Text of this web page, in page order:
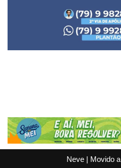
Neve| Movido a